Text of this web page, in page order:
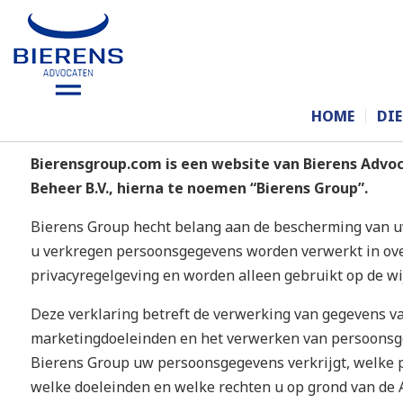
HOME
PRIVACYVERKLARING
Bierensgroup.com is een website van Bierens
Beheer B.V., hierna te noemen “Bierens Group”.
Bierens Group hecht belang aan de bescherming van
u verkregen persoonsgegevens worden verwerkt in
privacyregelgeving en worden alleen gebruikt op de
Deze verklaring betreft de verwerking van gegevens
marketingdoeleinden en het verwerken van
Bierens Group uw persoonsgegevens verkrijgt,
welke doeleinden en welke rechten u op grond van